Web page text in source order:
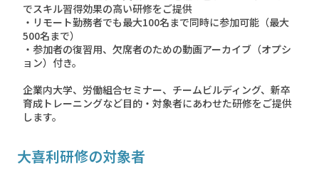
でスキル習得効果の高い研修をご提供
・リモート勤務者でも最大100名まで同時に参加可能（最大
500名まで）
・参加者の復習用、欠席者のための動画アーカイブ（オプシ
ョン）付き。
企業内大学、労働組合セミナー、チームビルディング、新卒
育成トレーニングなど目的・対象者にあわせた研修をご提供
します。
大喜利研修の対象者